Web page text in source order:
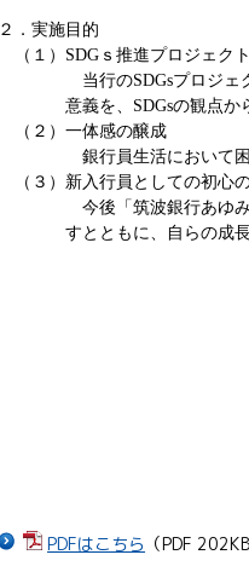
２．実施目的
（１）SDGｓ推進プロジェク
当行のSDGsプロジ
意義を、SDGsの観点か
（２）一体感の醸成
銀行員生活において
（３）新入行員としての初心
今後「筑波銀行あゆみの森
すとともに、自らの成
PDFはこちら （PDF 202KB